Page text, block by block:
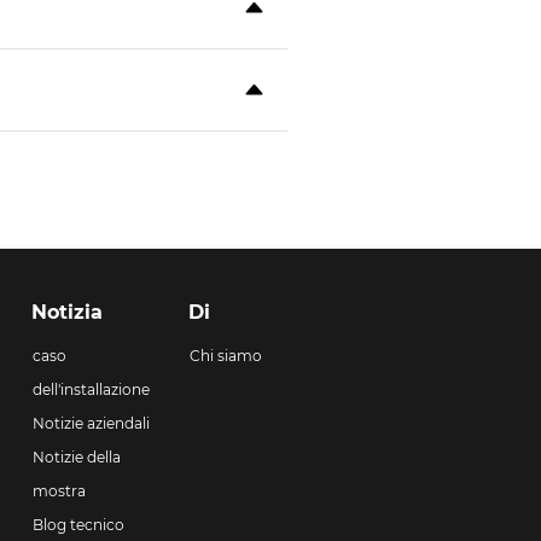
Notizia
caso
dell'installazione
Notizie aziendali
Notizie della
mostra
Blog tecnico
Di
Chi siamo